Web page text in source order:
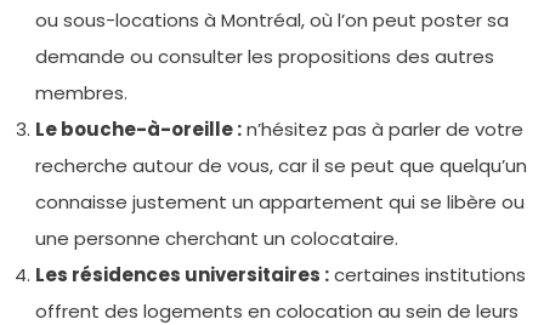
ou sous-locations à Montréal, où l’on peut poster sa
demande ou consulter les propositions des autres
membres.
Le bouche-à-oreille :n’hésitez pas à parler de votre
recherche autour de vous, car il se peut que quelqu’un
connaisse justement un appartement qui se libère ou
une personne cherchant un colocataire.
Les résidences universitaires :certaines institutions
offrent des logements en colocation au sein de leurs